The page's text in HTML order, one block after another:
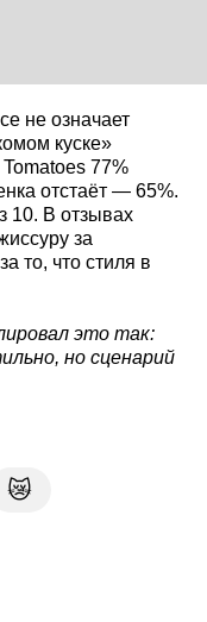
не означает
куске»
Tomatoes 77%
отстаёт — 65%.
10. В отзывах
за
то, что стиля в
это так:
но сценарий
😿